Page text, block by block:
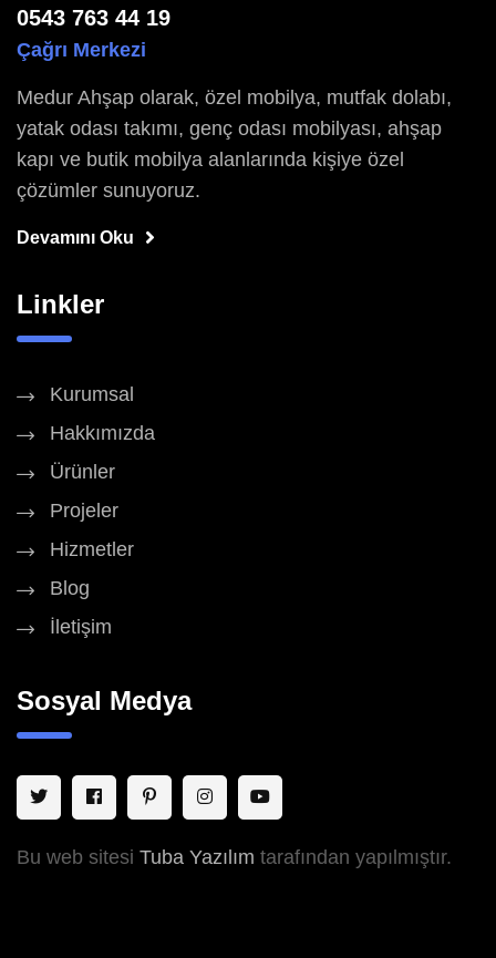
0543 763 44 19
Çağrı Merkezi
Medur Ahşap olarak, özel mobilya, mutfak dolabı,
yatak odası takımı, genç odası mobilyası, ahşap
kapı ve butik mobilya alanlarında kişiye özel
çözümler sunuyoruz.
Devamını Oku
Linkler
Kurumsal
Hakkımızda
Ürünler
Projeler
Hizmetler
Blog
İletişim
Sosyal Medya
Bu web sitesi Tuba Yazılım tarafından yapılmıştır.